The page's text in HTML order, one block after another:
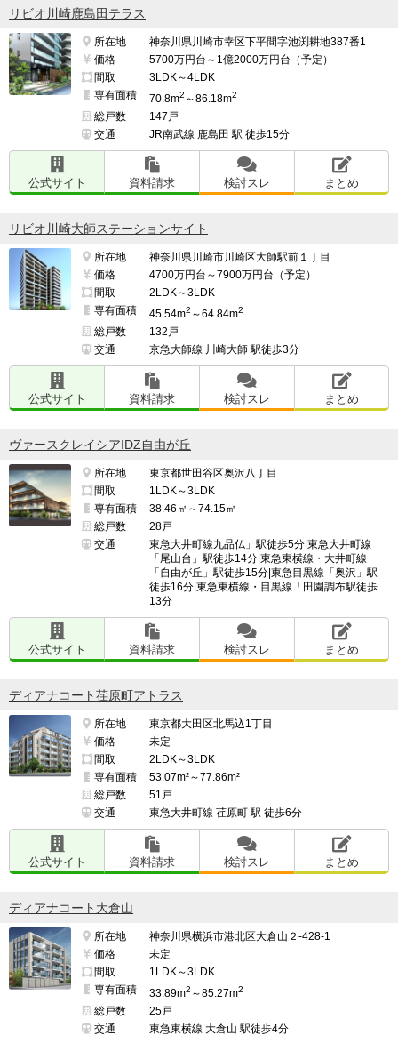
リビオ川崎鹿島田テラス
所在地
神奈川県川崎市幸区下平間字池渕耕地387番1
価格
5700万円台～1億2000万円台（予定）
間取
3LDK～4LDK
専有面積
70.8m2 ～86.18m2
総戸数
147戸
交通
JR南武線 鹿島田 駅 徒歩15分
公式サイト 資料請求 検討スレ まとめ
リビオ川崎大師ステーションサイト
所在地
神奈川県川崎市川崎区大師駅前１丁目
価格
4700万円台～7900万円台（予定）
間取
2LDK～3LDK
専有面積
45.54m2 ～64.84m2
総戸数
132戸
交通
京急大師線 川崎大師 駅徒歩3分
公式サイト 資料請求 検討スレ まとめ
ヴァースクレイシアIDZ自由が丘
所在地
東京都世田谷区奥沢八丁目
間取
1LDK～3LDK
専有面積
38.46㎡～74.15㎡
総戸数
28戸
交通
東急大井町線九品仏」駅徒歩5分|東急大井町線
「尾山台」駅徒歩14分|東急東横線・大井町線
「自由が丘」駅徒歩15分|東急目黒線「奥沢」駅
徒歩16分|東急東横線・目黒線「田園調布駅徒歩
13分
公式サイト 資料請求 検討スレ まとめ
ディアナコート荏原町アトラス
所在地
東京都大田区北馬込1丁目
価格
未定
間取
2LDK～3LDK
専有面積
53.07m²～77.86m²
総戸数
51戸
交通
東急大井町線 荏原町 駅 徒歩6分
公式サイト 資料請求 検討スレ まとめ
ディアナコート大倉山
所在地
神奈川県横浜市港北区大倉山２-428-1
価格
未定
間取
1LDK～3LDK
専有面積
33.89m2 ～85.27m2
総戸数
25戸
交通
東急東横線 大倉山 駅徒歩4分